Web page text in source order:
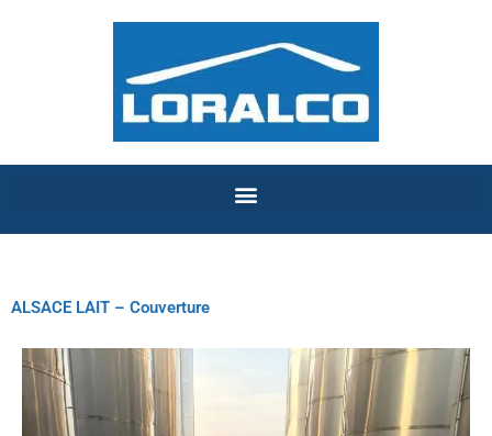
ALSACE LAIT – Couverture